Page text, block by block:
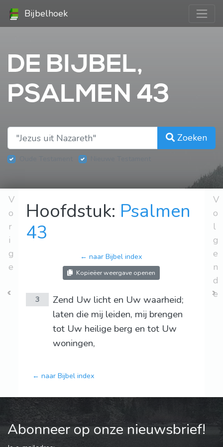
Bijbelhoek
DE BIJBEL,
PSALMEN 43
Zoeken
V
o
r
i
g
e
Hoofdstuk: Psalmen
43
← naar Bijbel index
Kopieëer weergave openen
3
Zend Uw licht en Uw waarheid;
laten die mij leiden, mij brengen
tot Uw heilige berg en tot Uw
woningen,
← naar Bijbel index
V
o
l
g
e
n
d
e
Abonneer op onze nieuwsbrief!